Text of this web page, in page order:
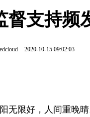
督支持
2020-10-15 09:02:03
限好，人间重晚晴